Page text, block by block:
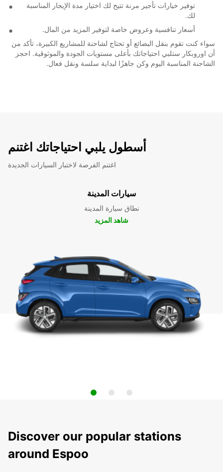
توفير خيارات تأجير مرنة تتيح لك اختيار مدة الإيجار المناسبة
لك.
أسعار تنافسية وعروض خاصة لتوفير المزيد من المال.
سواء كنت تقوم بنقل البضائع أو تحتاج لشاحنة للمشاريع الكبيرة، تأكد من
أن اوروبكار ستلبي احتياجاتك بأعلى مستويات الجودة والموثوقية. احجز
الشاحنة المناسبة اليوم وكن جاهزًا لبداية سلسة ونقل فعال.
أسطول يلبي احتياجاتك اغتنم
اغتنم الفرصة لاختبار السيارات الجديدة
سيارات المدينة
نطاق سيارة المدينة
شاهد المزيد
Discover our popular stations
around Espoo